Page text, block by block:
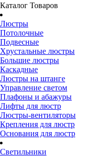
Каталог Товаров
Люстры
Потолочные
Подвесные
Хрустальные люстры
Большие люстры
Каскадные
Люстры на штанге
Управление светом
Плафоны и абажуры
Лифты для люстр
Люстры-вентиляторы
Крепления для люстр
Основания для люстр
Светильники